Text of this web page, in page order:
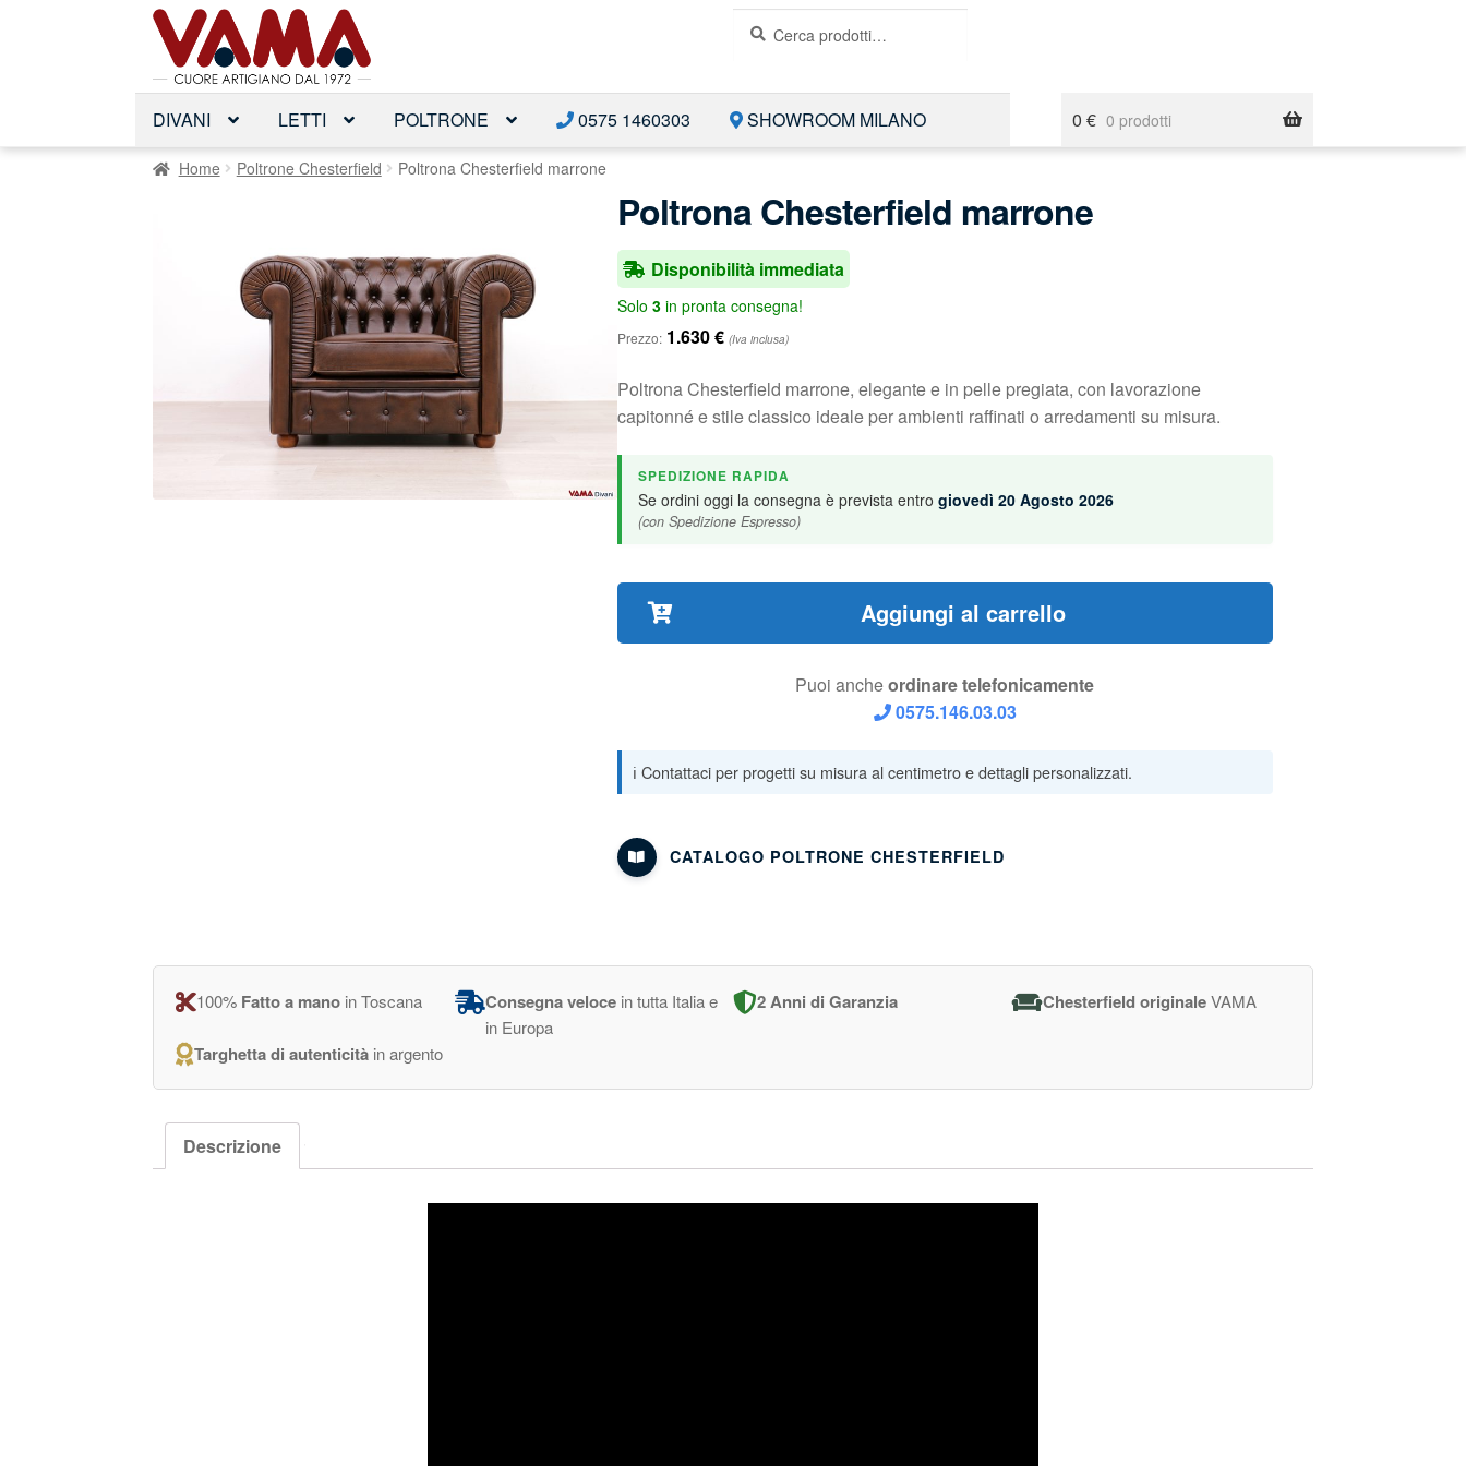
Vai
alla
navigazione
Vai
al
contenuto
Cerca:
DIVANI LETTI POLTRONE 0575 1460303 SHOWROOM MILANO 0 € 0 prodotti
Home Poltrone Chesterfield Poltrona Chesterfield marrone
Poltrona Chesterfield marrone
Disponibilità immediata
Solo 3in pronta consegna!
Prezzo: 1.630€ (Iva inclusa)
Poltrona Chesterfield marrone, elegante e in pelle pregiata, con lavorazione
capitonné e stile classico ideale per ambienti raffinati o arredamenti su misura.
SPEDIZIONE RAPIDA
Se ordini oggi la consegna è prevista entro giovedì 20 Agosto 2026
(con Spedizione Espresso)
Aggiungi al carrello
Puoi ancheordinare telefonicamente
0575.146.03.03
CATALOGO POLTRONE CHESTERFIELD
100% Fatto a mano in Toscana Consegna velocein tutta Italia e
in Europa
2 Anni di Garanzia Chesterfield originaleVAMA
Targhetta di autenticità in argento
Descrizione